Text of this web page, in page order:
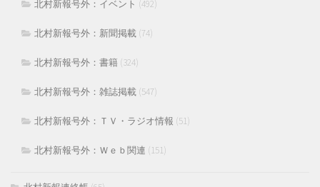
北村新報号外：イベント (492)
北村新報号外：新聞掲載 (74)
北村新報号外：書籍 (324)
北村新報号外：雑誌掲載 (547)
北村新報号外：ＴＶ・ラジオ情報 (51)
北村新報号外：Ｗｅｂ関連 (151)